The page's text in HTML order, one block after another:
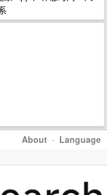
About · Language